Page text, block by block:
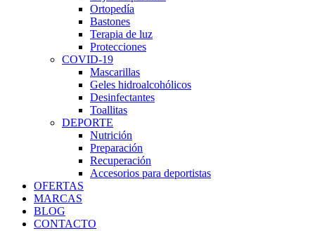
Ortopedía
Bastones
Terapia de luz
Protecciones
COVID-19
Mascarillas
Geles hidroalcohólicos
Desinfectantes
Toallitas
DEPORTE
Nutrición
Preparación
Recuperación
Accesorios para deportistas
OFERTAS
MARCAS
BLOG
CONTACTO